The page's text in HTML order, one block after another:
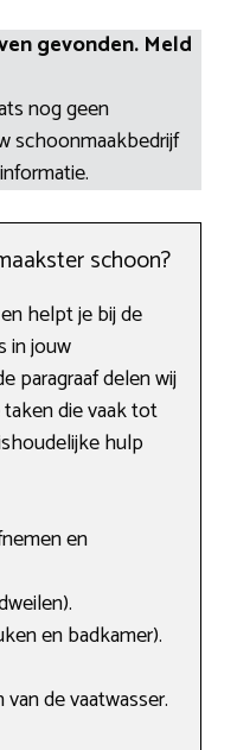
gevonden. Meld
nog geen
schoonmaakbedrijf
schoon?
helpt je bij de
in jouw
paragraaf delen wij
die vaak tot
hulp
en
en badkamer).
de vaatwasser.